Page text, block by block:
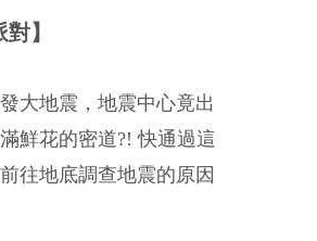
對】
大地震，地震中心竟出
鮮花的密道?! 快通過這
往地底調查地震的原因